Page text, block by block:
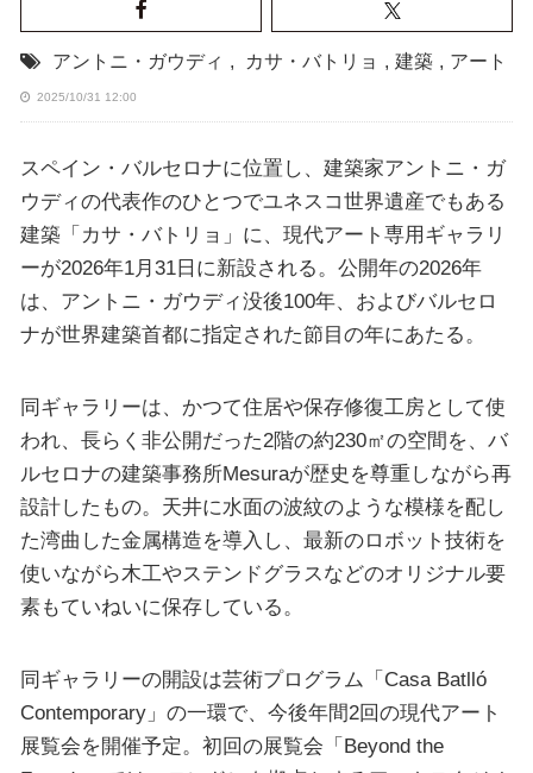
アントニ・ガウディ , カサ・バトリョ , 建築 , アート
2025/10/31 12:00
スペイン・バルセロナに位置し、建築家アントニ・ガ
ウディの代表作のひとつでユネスコ世界遺産でもある
建築「カサ・バトリョ」に、現代アート専用ギャラリ
ーが2026年1月31日に新設される。公開年の2026年
は、アントニ・ガウディ没後100年、およびバルセロ
ナが世界建築首都に指定された節目の年にあたる。
同ギャラリーは、かつて住居や保存修復工房として使
われ、長らく非公開だった2階の約230㎡の空間を、バ
ルセロナの建築事務所Mesuraが歴史を尊重しながら再
設計したもの。天井に水面の波紋のような模様を配し
た湾曲した金属構造を導入し、最新のロボット技術を
使いながら木工やステンドグラスなどのオリジナル要
素もていねいに保存している。
同ギャラリーの開設は芸術プログラム「Casa Batlló
Contemporary」の一環で、今後年間2回の現代アート
展覧会を開催予定。初回の展覧会「Beyond the